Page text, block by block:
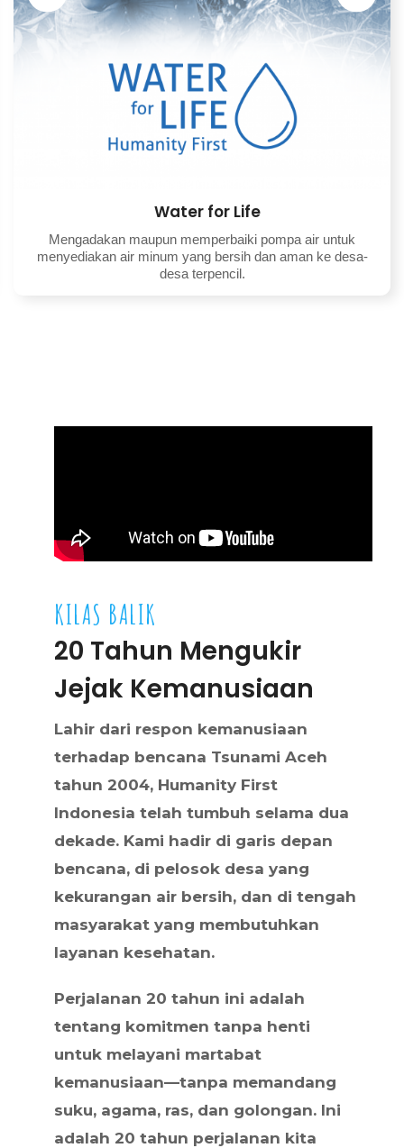
Orphan Care
Menjalankan dan mendukung panti asuhan yang mencakup
kebutuhan akomodasi, pendidikan, makanan, pakaian, dan
kesehatan.
KILAS BALIK
20 Tahun Mengukir
Jejak Kemanusiaan
Lahir dari respon kemanusiaan
terhadap bencana Tsunami Aceh
tahun 2004, Humanity First
Indonesia telah tumbuh selama dua
dekade. Kami hadir di garis depan
bencana, di pelosok desa yang
kekurangan air bersih, dan di tengah
masyarakat yang membutuhkan
layanan kesehatan.
Perjalanan 20 tahun ini adalah
tentang komitmen tanpa henti
untuk melayani martabat
kemanusiaan—tanpa memandang
suku, agama, ras, dan golongan. Ini
adalah 20 tahun perjalanan kita